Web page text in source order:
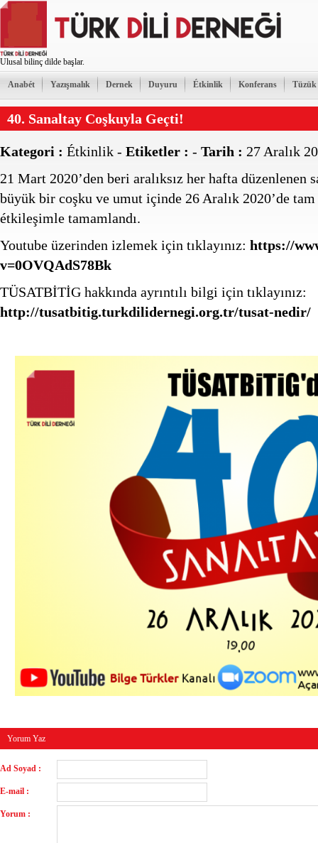
Ulusal bilinç dilde başlar.
Anabét Yazışmalık Dernek Duyuru Étkinlik Konferans Tüzük
40. Sanaltay Coşkuyla Geçti!
Kategori : Étkinlik - Etiketler : - Tarih : 27 Aralık
21 Mart 2020’den beri aralıksız her hafta düzenlenen
büyük bir coşku ve umut içinde 26 Aralık 2020’de tam
étkileşimle tamamlandı.
Youtube üzerinden izlemek için tıklayınız: https://
v=0OVQAdS78Bk
TÜSATBİTİG hakkında ayrıntılı bilgi için tıklayınız:
http://tusatbitig.turkdilidernegi.org.tr/tusat-nedir/
Yorum Yaz
Ad Soyad :
E-mail :
Yorum :